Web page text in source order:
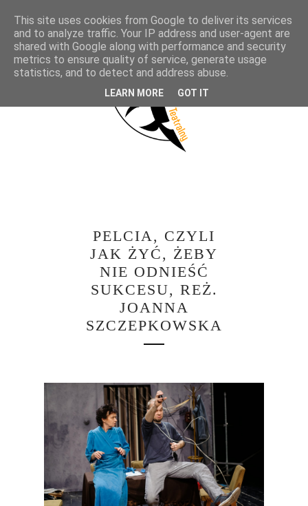
PELCIA, CZYLI
JAK ŻYĆ, ŻEBY
NIE ODNIEŚĆ
SUKCESU, REŻ.
JOANNA
SZCZEPKOWSKA
This site uses cookies from Google to deliver its services
and to analyze traffic. Your IP address and user-agent are
shared with Google along with performance and security
metrics to ensure quality of service, generate usage
statistics, and to detect and address abuse.
LEARN MORE GOT IT